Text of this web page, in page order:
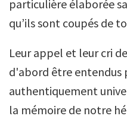
particulière élaborée
qu’ils sont coupés de
Leur appel et leur cri
d'abord être entendus
authentiquement
la mémoire de notre